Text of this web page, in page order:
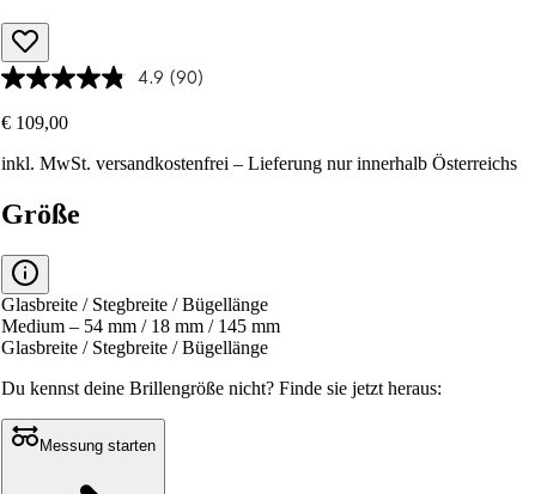
4.9 (90)
€ 109,00
inkl. MwSt.versandkostenfrei – Lieferung nur innerhalb Österreichs
Größe
Glasbreite / Stegbreite / Bügellänge
Medium – 54 mm / 18 mm / 145 mm
Glasbreite / Stegbreite / Bügellänge
Du kennst deine Brillengröße nicht?Finde sie jetzt heraus:
Messung starten